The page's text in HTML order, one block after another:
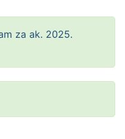
za ak. 2025.